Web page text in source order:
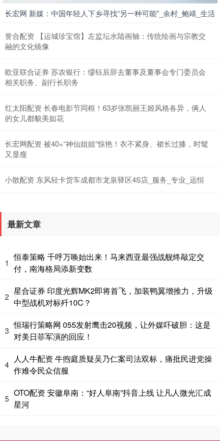
长宏网 新媒：中国年轻人下乡寻找“另一种可能”_余村_鲍靖_生活
誉合配资 【运城珍宝馆】左监坛水陆画轴：传统绘画与宗教交
融的文化镜像
欧亚联合证券 苏农银行：缪钰辰辞去董事及董事会专门委员会
相关职务、副行长职务
红太阳配资 长春电影节同框！63岁张凯丽王姬风格各异，俩人
的女儿都貌美如花
长宏网配资 被40+“神仙姐姐”惊艳！衣不紧身、裙长过膝，时髦
又显瘦
小散配资 东风轻卡货车成都市龙泉驿区4S店_服务_专业_远恒
最新文章
1
恒泰策略 千呼万唤始出来！马来西亚最强战舰终敲定交
付，南海格局添新变数
2
星合证券 印度光辉MK2即将首飞，加装鸭翼增推力，升级
中型战机对标歼10C？
3
恒瑞行策略网 055发射鹰击20视频，让外媒吓破胆：这是
对美日菲军演的回应！
4
人人牛配资 牛煦庭质疑吴乃仁案司法双标，痛批民进党操
作难令民众信服
5
OTO配资 安徽阜南：“好人阜南”抖音上线 让凡人微光汇成
星河